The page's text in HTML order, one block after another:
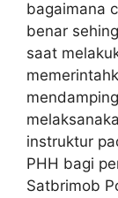
bagaimana
benar
saat
instruktur
PHH bagi
Satbrimob